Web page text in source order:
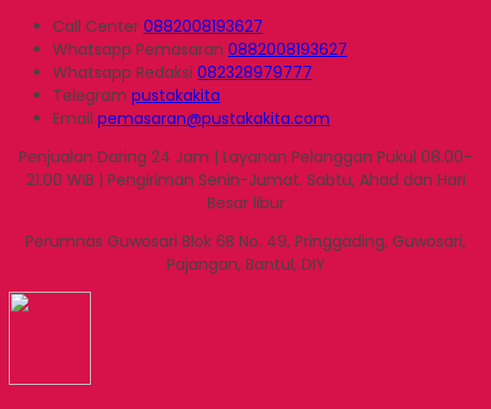
Call Center 0882008193627
Whatsapp Pemasaran 0882008193627
Whatsapp Redaksi 082328979777
Telegram pustakakita
Email pemasaran@pustakakita.com
Penjualan Daring 24 Jam | Layanan Pelanggan Pukul 08.00-
21.00 WIB | Pengiriman Senin-Jumat. Sabtu, Ahad dan Hari
Besar libur
Perumnas Guwosari Blok 6B No. 49, Pringgading, Guwosari,
Pajangan, Bantul, DIY